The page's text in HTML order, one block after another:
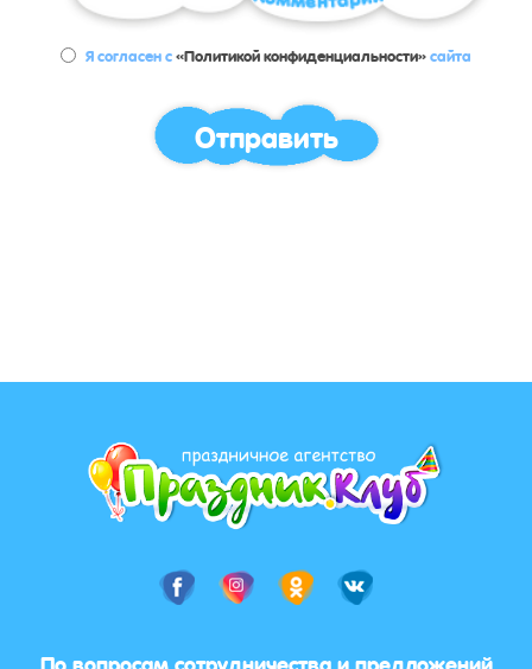
Я согласен с«Политикой конфиденциальности»сайта
Отправить